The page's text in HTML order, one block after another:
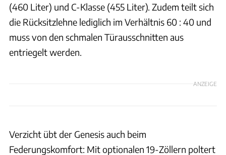
(460 Liter) und C-Klasse (455 Liter). Zudem teilt sich
die Rücksitzlehne lediglich im Verhältnis 60 : 40 und
muss von den schmalen Türausschnitten aus
entriegelt werden.
ANZEIGE
Verzicht übt der Genesis auch beim
Federungskomfort: Mit optionalen 19-Zöllern poltert